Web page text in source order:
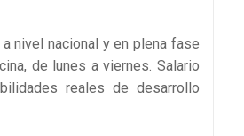
nivel nacional y en plena fase
de lunes a viernes. Salario
reales de desarrollo